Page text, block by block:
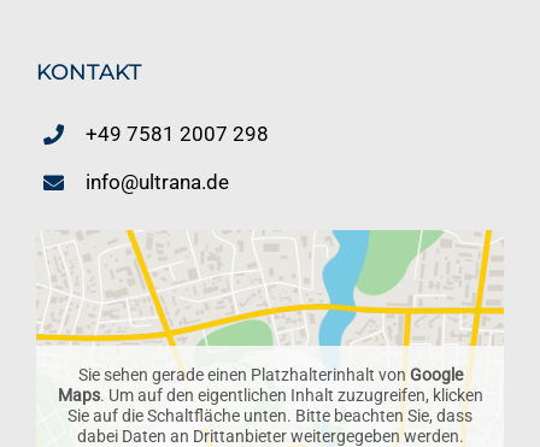
KONTAKT
+49 7581 2007 298
info@ultrana.de
Sie sehen gerade einen Platzhalterinhalt von Google
Maps. Um auf den eigentlichen Inhalt zuzugreifen, klicken
Sie auf die Schaltfläche unten. Bitte beachten Sie, dass
dabei Daten an Drittanbieter weitergegeben werden.